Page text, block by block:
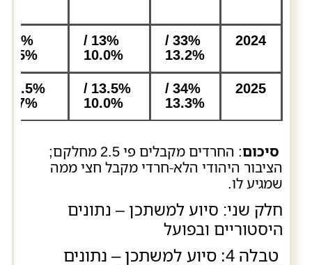
2024
33% /
13.2%
13% /
10.0%
53.5%
2025
34% /
13.3%
13.5% /
10.0%
53.7%
סיכום
: החרדים מקבלים פי 2.5 מחלקם;
הציבור היהודי הלא-חרדי מקבל חצי ממה
שמגיע לו.
חלק שני: סיוע למשתכן – נתונים
היסטוריים ובפועל
טבלה 4: סיוע למשתכן – נתונים